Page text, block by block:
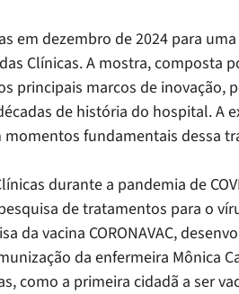
em dezembro de 2024 para
Clínicas. A mostra, composta
principais marcos de inovação,
de história do hospital. A
fundamentais dessa
durante a pandemia de
de tratamentos para o
da vacina CORONAVAC,
da enfermeira Mônica
como a primeira cidadã a ser